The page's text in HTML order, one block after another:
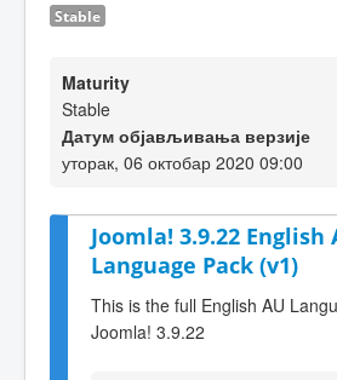
Stable
Maturity
Stable
Датум објављивања верзије
уторак, 06 октобар 2020 09:00
Joomla! 3.9.22 English
Language Pack (v1)
This is the full English AU
Joomla! 3.9.22